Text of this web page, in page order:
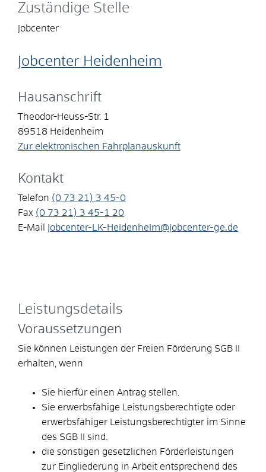
Zuständige Stelle
Jobcenter
Jobcenter Heidenheim
Hausanschrift
Theodor-Heuss-Str. 1
89518 Heidenheim
Zur elektronischen Fahrplanauskunft
Kontakt
Telefon (0 73 21) 3 45-0
Fax (0 73 21) 3 45-1
20
E-Mail
Jobcenter-LK-Heidenheim@jobcenter-ge.de
Leistungsdetails
Voraussetzungen
Sie können Leistungen der Freien Förderung SGB II
erhalten, wenn
Sie hierfür einen Antrag stellen.
Sie erwerbsfähige Leistungsberechtigte oder
erwerbsfähiger Leistungsberechtigter im Sinne
des SGB II sind.
die sonstigen gesetzlichen Förderleistungen
zur Eingliederung in Arbeit entsprechend des